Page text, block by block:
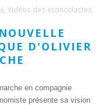
,Vidéos des éconoclastes
D'OLIVIER
en compagnie
présente sa vision